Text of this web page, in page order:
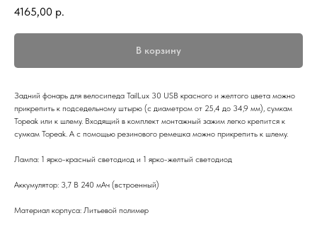
4165,00 р.
В корзину
Задний фонарь для велосипеда TailLux 30 USB красного и желтого цвета можно
прикрепить к подседельному штырю (с диаметром от 25,4 до 34,9 мм), сумкам
Topeak или к шлему. Входящий в комплект монтажный зажим легко крепится к
сумкам Topeak. А с помощью резинового ремешка можно прикрепить к шлему.
Лампа: 1 ярко-красный светодиод и 1 ярко-желтый светодиод
Аккумулятор: 3,7 В 240 мАч (встроенный)
Материал корпуса: Литьевой полимер